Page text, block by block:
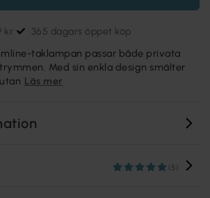
kr 365 dagars öppet köp
taklampan passar både privata
Med sin enkla design smälter
Läs mer
(5)